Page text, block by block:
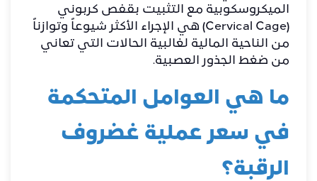
الميكروسكوبية مع التثبيت بقفص كربوني
(Cervical Cage) هي الإجراء الأكثر شيوعاً وتوازناً
من الناحية المالية لغالبية الحالات التي تعاني
من ضغط الجذور العصبية.
ما هي العوامل المتحكمة
في سعر عملية غضروف
الرقبة؟